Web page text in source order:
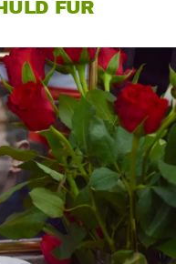
FÜR